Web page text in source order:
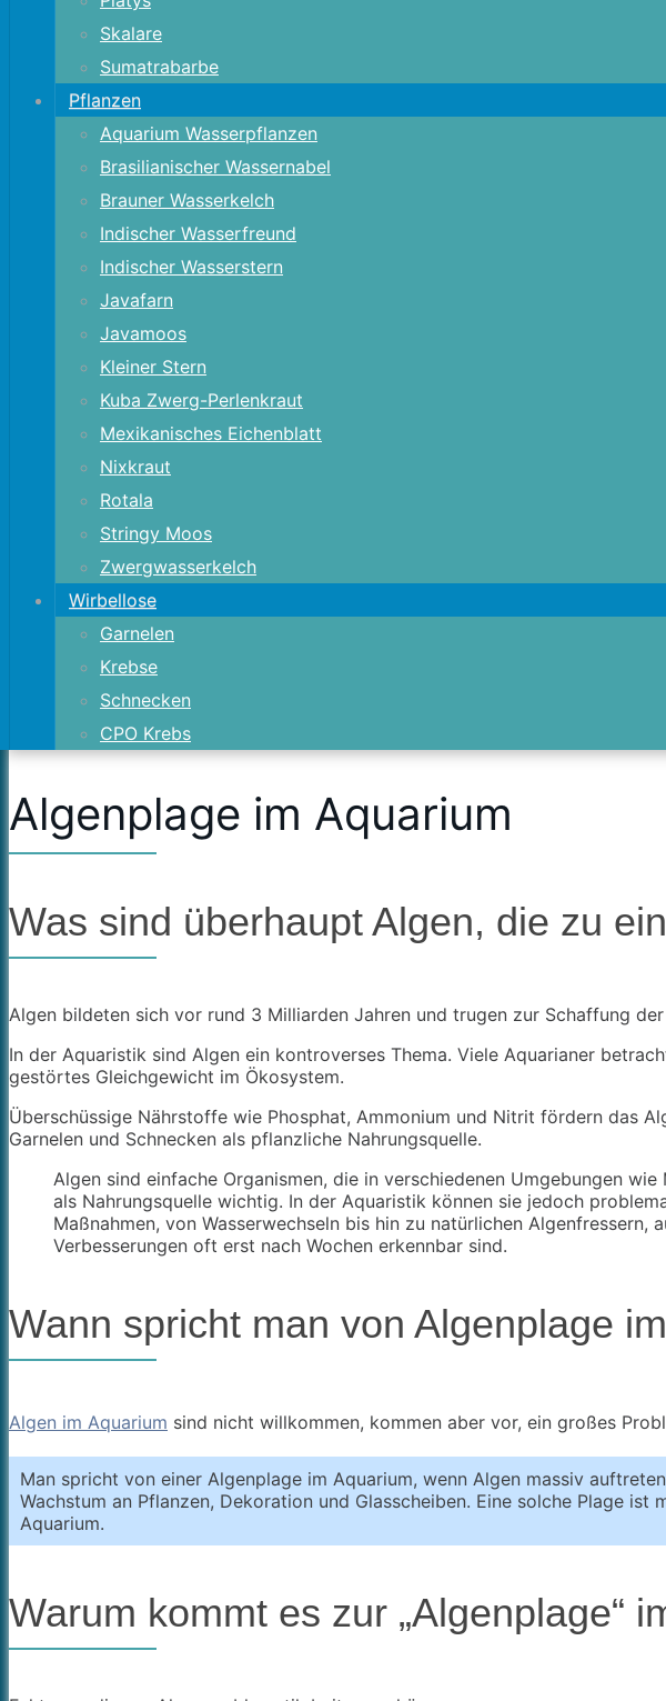
Skalare
Sumatrabarbe
Pflanzen
Aquarium Wasserpflanzen
Brasilianischer Wassernabel
Brauner Wasserkelch
Indischer Wasserfreund
Indischer Wasserstern
Javafarn
Javamoos
Kleiner Stern
Kuba Zwerg-Perlenkraut
Mexikanisches Eichenblatt
Nixkraut
Rotala
Stringy Moos
Zwergwasserkelch
Wirbellose
Garnelen
Krebse
Schnecken
CPO Krebs
Algenplage im Aquarium
Was sind überhaupt Algen, die zu
Algen bildeten sich vor rund 3 Milliarden Jahren und trugen zur Schaffung
In der Aquaristik sind Algen ein kontroverses Thema. Viele Aquarianer
gestörtes Gleichgewicht im Ökosystem.
Überschüssige Nährstoffe wie Phosphat, Ammonium und Nitrit fördern das
Garnelen und Schnecken als pflanzliche Nahrungsquelle.
Algen sind einfache Organismen, die in verschiedenen Umgebungen
als Nahrungsquelle wichtig. In der Aquaristik können sie jedoch
Maßnahmen, von Wasserwechseln bis hin zu natürlichen
Verbesserungen oft erst nach Wochen erkennbar sind.
Wann spricht man von Algenplage
Algen im Aquarium sind nicht willkommen, kommen aber vor, ein großes
Man spricht von einer Algenplage im Aquarium, wenn Algen massiv
Wachstum an Pflanzen, Dekoration und Glasscheiben. Eine solche Plage
Aquarium.
Warum kommt es zur „Algenplage“